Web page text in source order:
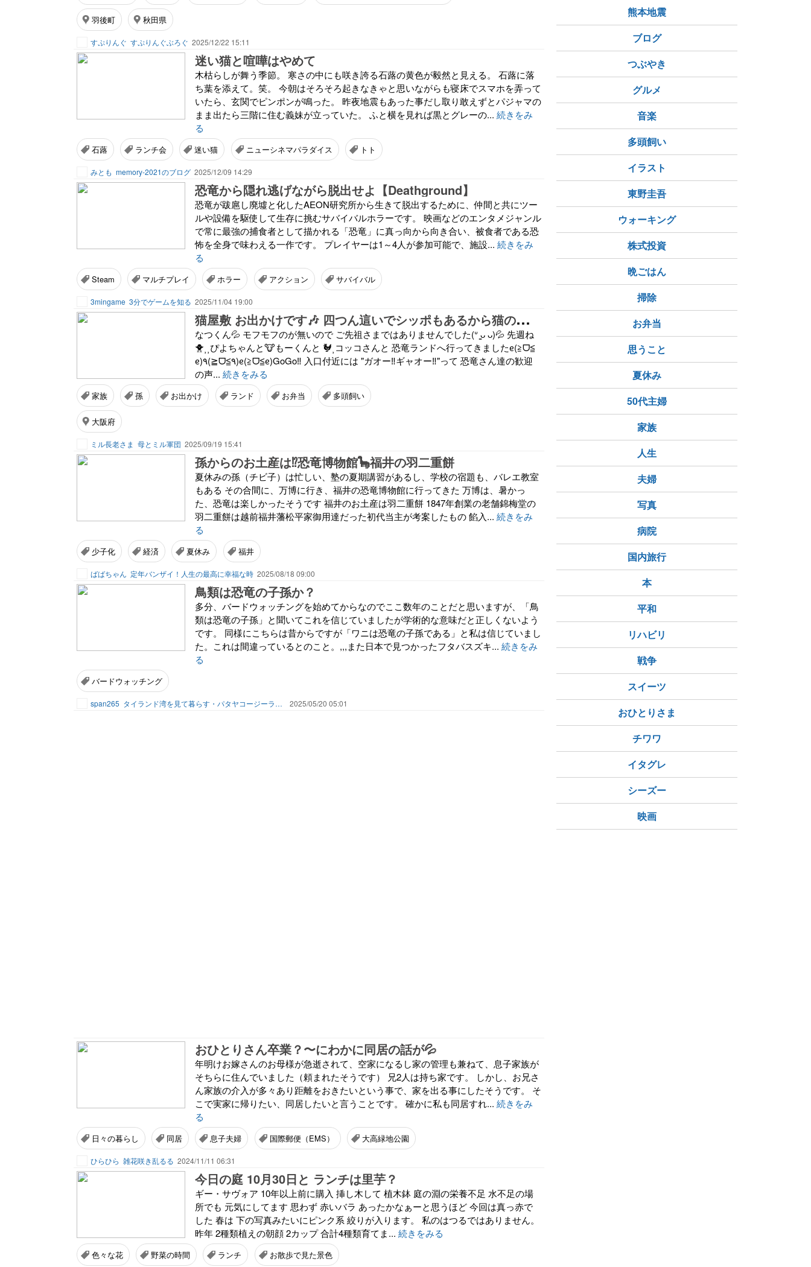
羽後町 秋田県
すぷりんぐ すぷりんぐぶろぐ 2025/12/22 15:11
迷い猫と喧嘩はやめて
木枯らしが舞う季節。 寒さの中にも咲き誇る石蕗の黄色が毅然と見える。 石蕗に落
ち葉を添えて。笑。 今朝はそろそろ起きなきゃと思いながらも寝床でスマホを弄って
いたら、玄関でピンポンが鳴った。 昨夜地震もあった事だし取り敢えずとパジャマの
まま出たら三階に住む義妹が立っていた。 ふと横を見れば黒とグレーの... 続きをみ
る
石蕗 ランチ会 迷い猫 ニューシネマパラダイス トト
みとも memory-2021のブログ 2025/12/09 14:29
恐竜から隠れ逃げながら脱出せよ【Deathground】
恐竜が跋扈し廃墟と化したAEON研究所から生きて脱出するために、仲間と共にツー
ルや設備を駆使して生存に挑むサバイバルホラーです。 映画などのエンタメジャンル
で常に最強の捕食者として描かれる「恐竜」に真っ向から向き合い、被食者である恐
怖を全身で味わえる一作です。 プレイヤーは1～4人が参加可能で、施設... 続きをみ
る
Steam マルチプレイ ホラー アクション サバイバル
3mingame 3分でゲームを知る 2025/11/04 19:00
猫
屋敷 お出かけです🎶 四つん這いでシッポもあるから猫のご先祖さま？ฅ•ω•ฅんにゃバカにゃ
なつくん💦 モフモフのが無いので ご先祖さまではありませんでした(ᐡ ̳ᴗ ᴗ)💦 先週ね
🐥⸒⸒ぴよちゃんと🐮もーくんと 🐓⸒コッコさんと 恐竜ランドへ行ってきましたᧉ(≧ᗜ≦
ᧉ)٩(≧ᗜ≦٩)ᧉ(≧ᗜ≦ᧉ)GoGo‼️ 入口付近には "ガオー‼️ギャオー‼️"って 恐竜さん達の歓迎
の声... 続きをみる
家族 孫 お出かけ ランド お弁当 多頭飼い
大阪府
ミル長老さま 母とミル軍団 2025/09/19 15:41
孫からのお土産は⁉恐竜博物館🦕福井の羽二重餅
夏休みの孫（チビ子）は忙しい、塾の夏期講習があるし、学校の宿題も、バレエ教室
もある その合間に、万博に行き、福井の恐竜博物館に行ってきた 万博は、暑かっ
た、恐竜は楽しかったそうです 福井のお土産は羽二重餅 1847年創業の老舗錦梅堂の
羽二重餅は越前福井藩松平家御用達だった初代当主が考案したもの 餡入... 続きをみ
る
少子化 経済 夏休み 福井
ばばちゃん 定年バンザイ！人生の最高に幸福な時 2025/08/18 09:00
鳥類は恐竜の子孫か？
多分、バードウォッチングを始めてからなのでここ数年のことだと思いますが、「鳥
類は恐竜の子孫」と聞いてこれを信じていましたが学術的な意味だと正しくないよう
です。 同様にこちらは昔からですが「ワニは恐竜の子孫である」と私は信じていまし
た。これは間違っているとのこと。,,,また日本で見つかったフタバスズキ... 続きをみ
る
バードウォッチング
span265 タイランド湾を見て暮らす・パタヤコージーライフ 2025/05/20 05:01
おひとりさん卒業？〜にわかに同居の話が💦
年明けお嫁さんのお母様が急逝されて、空家になるし家の管理も兼ねて、息子家族が
そちらに住んでいました（頼まれたそうです） 兄2人は持ち家です。 しかし、お兄さ
ん家族の介入が多々あり距離をおきたいという事で、家を出る事にしたそうです。 そ
こで実家に帰りたい、同居したいと言うことです。 確かに私も同居すれ... 続きをみ
る
日々の暮らし 同居 息子夫婦 国際郵便（EMS） 大高緑地公園
ひらひら 雑花咲き乱るる 2024/11/11 06:31
今日の庭 10月30日と ランチは里芋？
ギー・サヴォア 10年以上前に購入 挿し木して 植木鉢 庭の淵の栄養不足 水不足の場
所でも 元気にしてます 思わず 赤いバラ あったかなぁーと思うほど 今回は真っ赤で
した 春は 下の写真みたいにピンク系 絞りが入ります。 私のはつるではありません。
昨年 2種類植えの朝顔 2カップ 合計4種類育てま... 続きをみる
色々な花 野菜の時間 ランチ お散歩で見た景色
熊本地震
ブログ
つぶやき
グルメ
音楽
多頭飼い
イラスト
東野圭吾
ウォーキング
株式投資
晩ごはん
掃除
お弁当
思うこと
夏休み
50代主婦
家族
人生
夫婦
写真
病院
国内旅行
本
平和
リハビリ
戦争
スイーツ
おひとりさま
チワワ
イタグレ
シーズー
映画